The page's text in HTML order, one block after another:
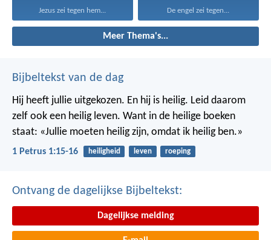
Jezus zei tegen hem... De engel zei tegen...
Meer Thema's...
Bijbeltekst van de dag
Hij heeft jullie uitgekozen. En hij is heilig. Leid daarom
zelf ook een heilig leven. Want in de heilige boeken
staat: «Jullie moeten heilig zijn, omdat ik heilig ben.»
1 Petrus 1:15-16 heiligheid leven roeping
Ontvang de dagelijkse Bijbeltekst:
Dagelijkse melding